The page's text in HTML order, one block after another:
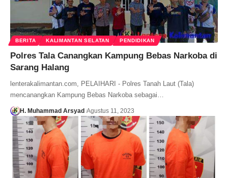
BERITA KALIMANTAN SELATAN PENDIDIKAN
Polres Tala Canangkan Kampung Bebas Narkoba di
Sarang Halang
lenterakalimantan.com, PELAIHARI - Polres Tanah Laut (Tala)
mencanangkan Kampung Bebas Narkoba sebagai…
H. Muhammad Arsyad Agustus 11, 2023